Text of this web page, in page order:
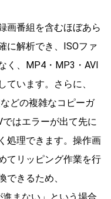
画番組を含むほぼあら
に解析でき、ISOファ
く、MP4・MP3・AVI
います。さらに、
などの複雑なコピーガ
はエラーが出て先に
処理できます。操作画
てリッピング作業を行
できるため、